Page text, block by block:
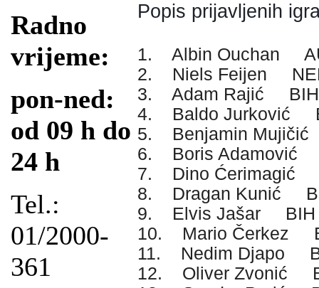
Radno
vrijeme:
pon-ned:
od 09 h do
24 h
Tel.:
01/2000-
361
Popis prijavljenih
1. Albin Ouchan
2. Niels Feijen
3. Adam Rajić BIH
4. Baldo Jurković
5. Benjamin
6. Boris Adamović
7. Dino Ćerimagić
8. Dragan Kunić
9. Elvis Jašar BIH
10. Mario Čerkez
11. Nedim Djapo
12. Oliver Zvonić